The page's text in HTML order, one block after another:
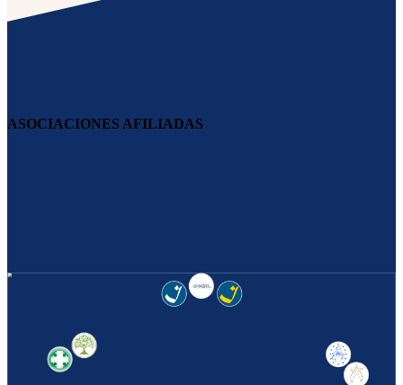
ASOCIACIONES AFILIADAS